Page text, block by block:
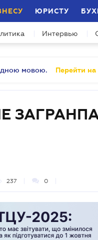
ЮРИСТУ
Интервью
мовою. Перейти на
237 0